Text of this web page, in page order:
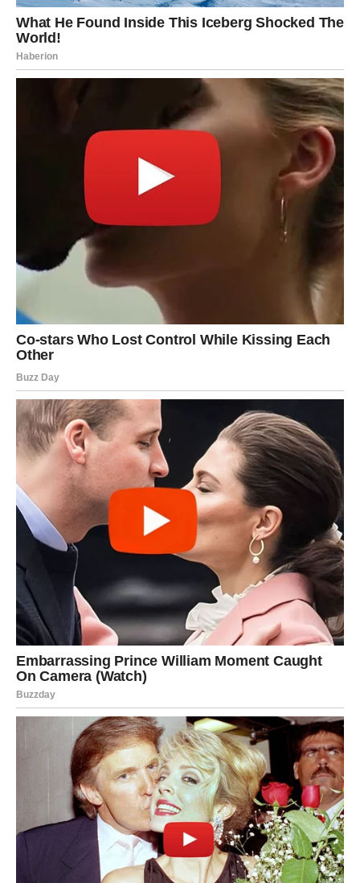
STRELAC–Vreme je da vidite
svoj pravi put
Strelčevi izlaze iz konfuzije.
Ova tri dana donose jasnoću u vezi ciljeva, posla i
emotivnih želja.
Prilika stiže kroz put, inostranstvo, obrazovanje ili novi
posao.
Sreća se pojavljuje kada donesete hrabru odluku — čak i
ako je neočekivana za druge.
JARAC–Istina koja vas oslobađa
i nagrada koju zaslužujete
Jarčevi će u naredna tri dana dobiti informaciju koja im
menja planove.
To može biti situacija na poslu, ali i poruka od osobe do
koje vam je stalo.
Prilika dolazi kroz novac, karijeru, unapređenje ili stabilnu
ponudu.
Sreća dolazi kao nagrada za vaš trud — niko nije radio
više od vas, i sada se to vidi.
VODOLIJA–Neočekivana vest
koja menja tok događaja
Vodolije će biti iznenađene — ali prijatno.
Neko vam priznaje nešto, nudi nešto, ili vam daje šansu